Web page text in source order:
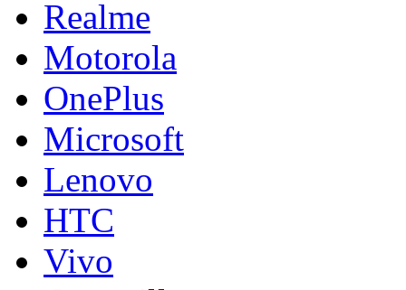
Realme
Motorola
OnePlus
Microsoft
Lenovo
HTC
Vivo